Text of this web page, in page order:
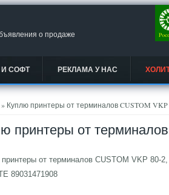
о продаже
СОФТ РЕКЛАМА У НАС
» Куплю принтеры от терминалов CUSTOM VKP
принтеры от
от терминалов CUSTOM VKP 80-
89031471908